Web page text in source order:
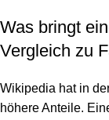
Was bringt
Vergleich zu
Wikipedia hat in
höhere Anteile.